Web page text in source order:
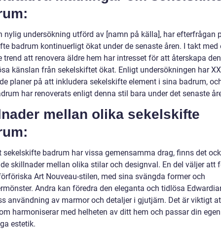
nylig undersökning utförd av [namn på källa], har efterfrågan
badrum kontinuerligt ökat under de senaste åren. I takt med
trend att renovera äldre hem har intresset för att återskapa den
känslan från sekelskiftet ökat. Enligt undersökningen har
planer på att inkludera sekelskifte element i sina badrum,
har renoverats enligt denna stil bara under det senaste
mellan olika sekelskifte
sekelskifte badrum har vissa gemensamma drag, finns det
skillnader mellan olika stilar och designval. En del väljer att
Art Nouveau-stilen, med sina svängda former och
Andra kan föredra den eleganta och tidlösa
användning av marmor och detaljer i gjutjärn. Det är viktigt
harmoniserar med helheten av ditt hem och passar din egen
estetik.